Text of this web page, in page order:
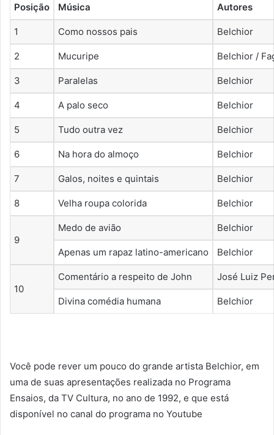
Posição Música Autores
1 Como nossos pais Belchior
2 Mucuripe Belchior /
3 Paralelas Belchior
4 A palo seco Belchior
5 Tudo outra vez Belchior
6 Na hora do almoço Belchior
7 Galos, noites e quintais Belchior
8 Velha roupa colorida Belchior
9
Medo de avião Belchior
Apenas um rapaz latino-americano Belchior
10
Comentário a respeito de John José Luiz
Divina comédia humana Belchior
Você pode rever um pouco do grande artista Belchior, em
uma de suas apresentações realizada no Programa
Ensaios, da TV Cultura, no ano de 1992, e que está
disponível no canal do programa no Youtube